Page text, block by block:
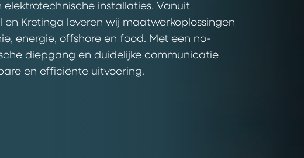
installaties. Vanuit
en Kretinga leveren wij maatwerkoplossingen
energie, offshore en food. Met een no-
diepgang en duidelijke communicatie
en efficiënte uitvoering.